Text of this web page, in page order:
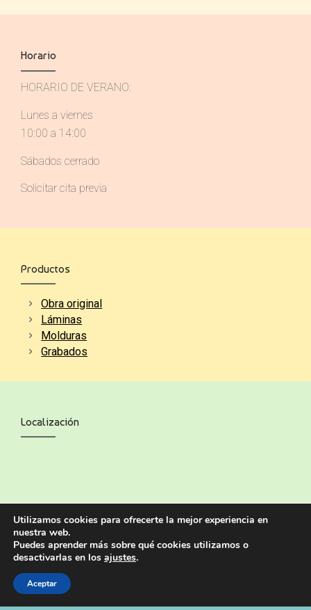
Horario
HORARIO DE VERANO:
Lunes a viernes
10:00 a 14:00
Sábados cerrado
Solicitar cita previa
Productos
Obra original
Láminas
Molduras
Grabados
Localización
Utilizamos cookies para ofrecerte la mejor experiencia en
nuestra web.
Puedes aprender más sobre qué cookies utilizamos o
desactivarlas en los ajustes.
Aceptar